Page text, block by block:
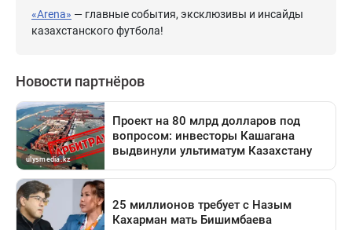
«Arena» — главные события, эксклюзивы и инсайды
казахстанского футбола!